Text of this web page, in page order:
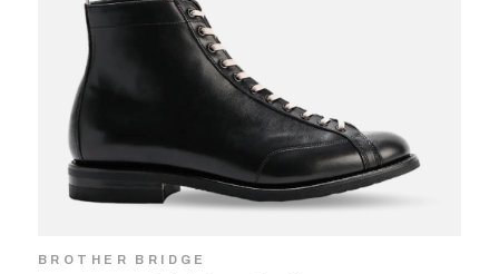
BROTHER BRIDGE